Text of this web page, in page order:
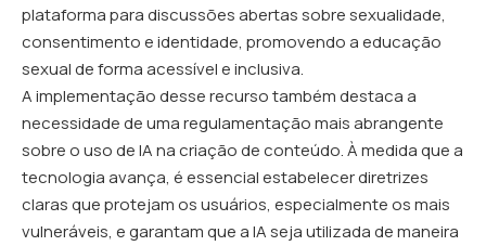
plataforma para discussões abertas sobre sexualidade,
consentimento e identidade, promovendo a educação
sexual de forma acessível e inclusiva.
A implementação desse recurso também destaca a
necessidade de uma regulamentação mais abrangente
sobre o uso de IA na criação de conteúdo. À medida que a
tecnologia avança, é essencial estabelecer diretrizes
claras que protejam os usuários, especialmente os mais
vulneráveis, e garantam que a IA seja utilizada de maneira